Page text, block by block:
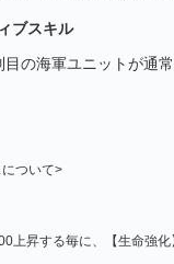
ブスキル
目の海軍ユニットが通
ついて>
上昇する毎に、【生命強